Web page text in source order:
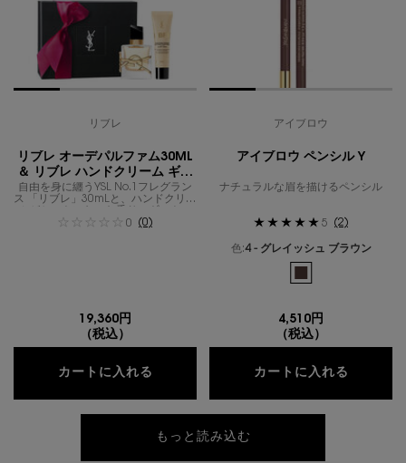
リブレ
リブレ オーデパルファム30ML
＆ リブレ ハンドクリーム ギフ
トセット
自由を身に纏うYSL No.1フレグラン
ス 「リブレ」30mLと、ハンドクリー
0
(0)
19,360円
（税込）
カートに入れる リブレ オーデパルファム30ML ＆ リブ
アイブロウ
アイブロウ ペンシル Y
ナチュラルな眉を描けるペンシル
5 (2)
色:4 - グレイッシュ ブラウン
4,510円
（税込）
カートに入れる
もっと読み込む